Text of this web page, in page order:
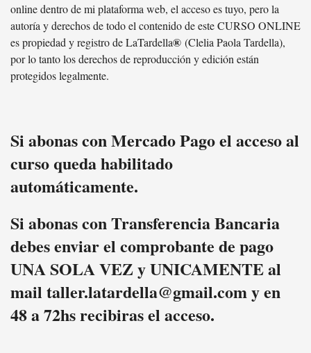
online dentro de mi plataforma web, el acceso es tuyo, pero la
autoría y derechos de todo el contenido de este CURSO ONLINE
es propiedad y registro de LaTardella® (Clelia Paola Tardella),
por lo tanto los derechos de reproducción y edición están
protegidos legalmente.
Si abonas con Mercado Pago el acceso al
curso queda habilitado
automáticamente.
Si abonas con Transferencia Bancaria
debes enviar el comprobante de pago
UNA SOLA VEZ y UNICAMENTE al
mail taller.latardella@gmail.com y en
48 a 72hs recibiras el acceso.